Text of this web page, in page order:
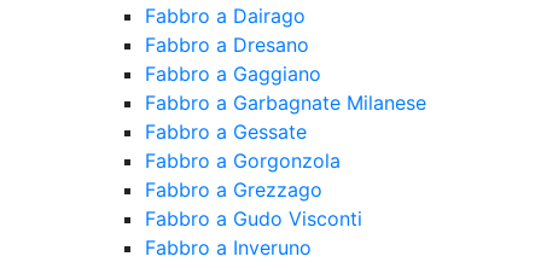
Fabbro a Dairago
Fabbro a Dresano
Fabbro a Gaggiano
Fabbro a Garbagnate Milanese
Fabbro a Gessate
Fabbro a Gorgonzola
Fabbro a Grezzago
Fabbro a Gudo Visconti
Fabbro a Inveruno